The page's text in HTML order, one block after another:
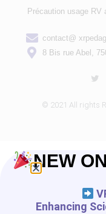
Précaution usage RV
contact@
8 Bis rue Abel,
© 2021 All rights
NEW
Enhancing